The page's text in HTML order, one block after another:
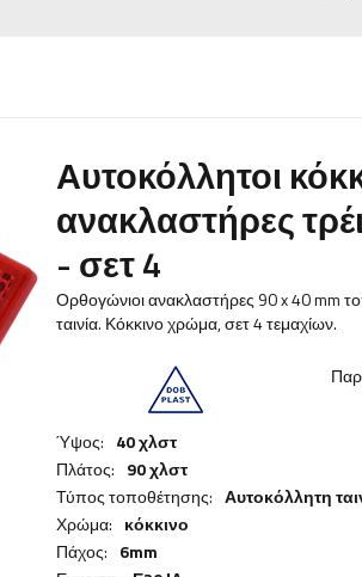
Αυτοκόλλητοι
ανακλαστήρες
- σετ 4
Ορθογώνιοι ανακλαστήρες 90 x 40 mm
ταινία. Κόκκινο χρώμα, σετ 4 τεμαχίων.
Ύψος: 40 χλστ
Πλάτος: 90 χλστ
Τύπος τοποθέτησης: Αυτοκόλλητη
Χρώμα: κόκκινο
Πάχος: 6mm